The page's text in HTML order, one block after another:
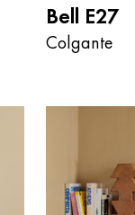
Bell E27
Colgante